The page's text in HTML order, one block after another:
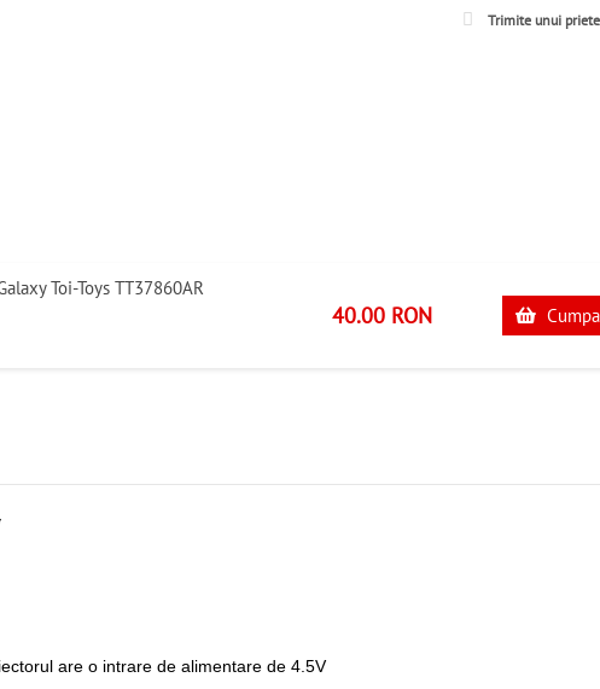
Trimite unui
Toi-Toys TT37860AR
40.00 RON
are o intrare de alimentare de 4.5V